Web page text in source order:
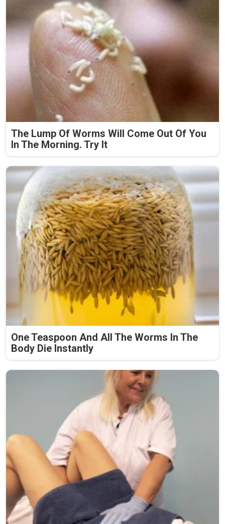
The Lump Of Worms Will Come Out Of You
In The Morning. Try It
One Teaspoon And All The Worms In The
Body Die Instantly